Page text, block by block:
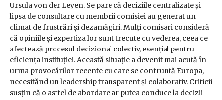
Ursula von der Leyen. Se pare că deciziile centralizate și
lipsa de consultare cu membrii comisiei au generat un
climat de frustrări și dezamăgiri. Mulți comisari consideră
că opiniile și expertiza lor sunt trecute cu vederea, ceea ce
afectează procesul decizional colectiv, esențial pentru
eficiența instituției. Această situație a devenit mai acută în
urma provocărilor recente cu care se confruntă Europa,
necesitănd un leadership transparent și colaborativ. Criticii
susțin că o astfel de abordare ar putea conduce la decizii